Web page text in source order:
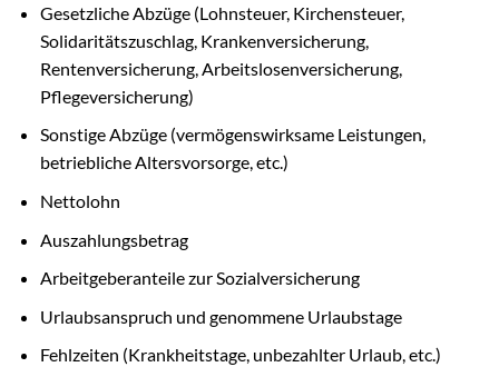
Gesetzliche Abzüge (Lohnsteuer, Kirchensteuer,
Solidaritätszuschlag, Krankenversicherung,
Rentenversicherung, Arbeitslosenversicherung,
Pflegeversicherung)
Sonstige Abzüge (vermögenswirksame Leistungen,
betriebliche Altersvorsorge, etc.)
Nettolohn
Auszahlungsbetrag
Arbeitgeberanteile zur Sozialversicherung
Urlaubsanspruch und genommene Urlaubstage
Fehlzeiten (Krankheitstage, unbezahlter Urlaub, etc.)